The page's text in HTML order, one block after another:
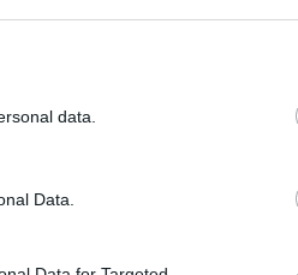
data.
Data.
διαμονής.
Πολιτών